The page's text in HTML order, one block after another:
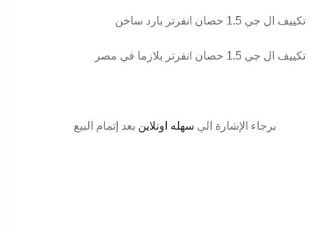
تكييف ال جي 1.5 حصان انفرتر بارد ساخن
تكييف ال جي 1.5 حصان انفرتر بلازما في مصر
برجاء الإشارة الي سهله اونلاين بعد إتمام البيع